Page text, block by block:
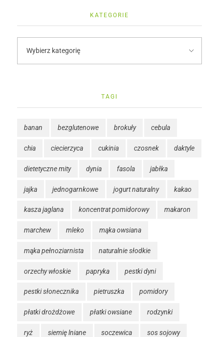
KATEGORIE
TAGI
banan bezglutenowe brokuły cebula
chia ciecierzyca cukinia czosnek daktyle
dietetyczne mity dynia fasola jabłka
jajka jednogarnkowe jogurt naturalny kakao
kasza jaglana koncentrat pomidorowy makaron
marchew mleko mąka owsiana
mąka pełnoziarnista naturalnie słodkie
orzechy włoskie papryka pestki dyni
pestki słonecznika pietruszka pomidory
płatki drożdżowe płatki owsiane rodzynki
ryż siemię lniane soczewica sos sojowy